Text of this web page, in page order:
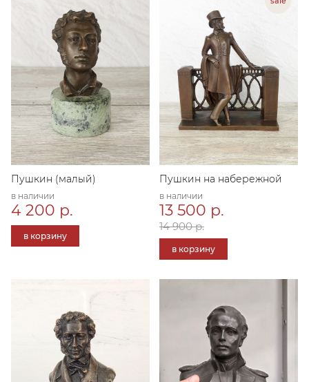
Пушкин (малый)
в наличии
4 200 р.
в корзину
Пушкин на набережной
в наличии
13 500 р.
14 900 р.
в корзину